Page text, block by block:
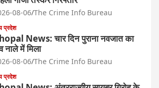
08-06 The Crime Info Bureau
प्रदेश
News: चार दिन पुराना नवजात का
नाले में मिला
08-06 The Crime Info Bureau
प्रदेश